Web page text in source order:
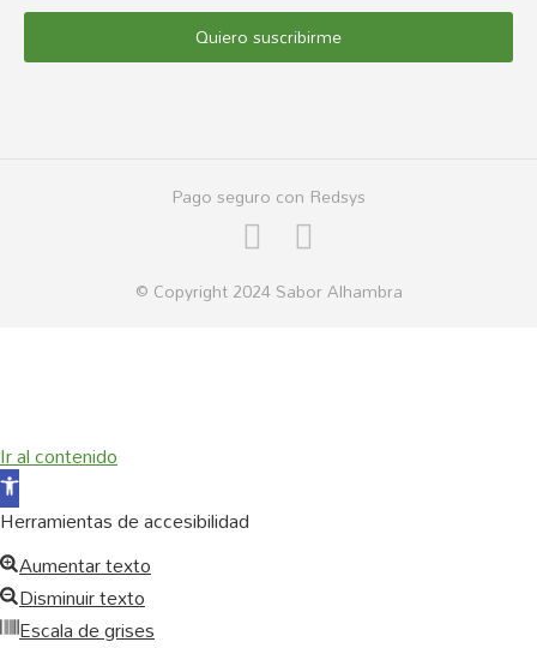
Quiero suscribirme
© Copyright 2024 Sabor Alhambra
Pago seguro con Redsys
Ir al contenido
Abrir
barra
de
herramientas
Herramientas de accesibilidad
Aumentar texto
Disminuir texto
Escala de grises